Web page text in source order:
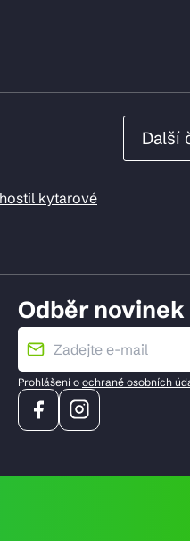
kytarové
Další
Odběr novinek
Prohlášení o ochraně osobních